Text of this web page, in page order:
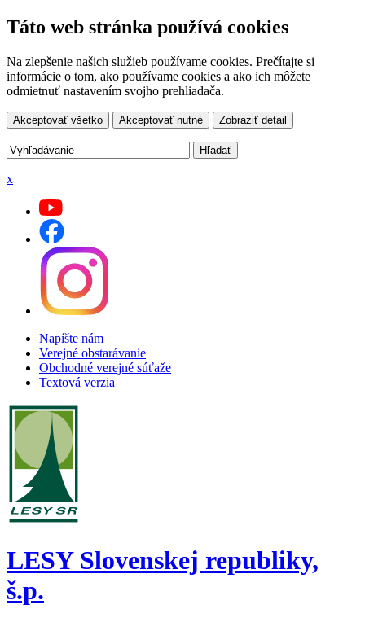
Táto web stránka používá cookies
Na zlepšenie našich služieb používame cookies. Prečítajte si
informácie o tom, ako používame cookies a ako ich môžete
odmietnuť nastavením svojho prehliadača.
Akceptovať všetko Akceptovať nutné Zobraziť detail
x
Napíšte nám
Verejné obstarávanie
Obchodné verejné súťaže
Textová verzia
LESY Slovenskej republiky,
š.p.